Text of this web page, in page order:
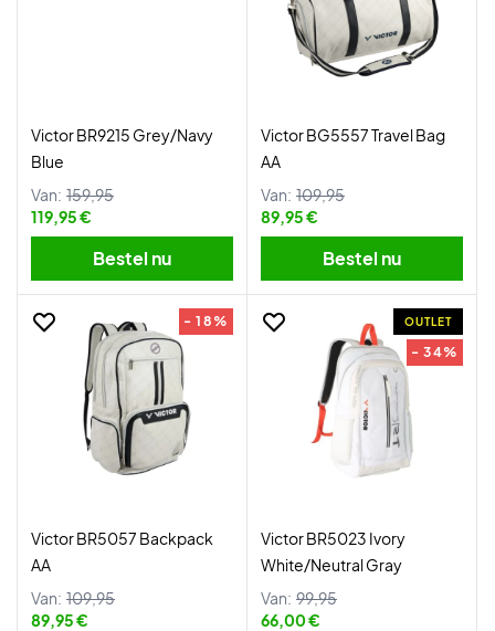
Victor BR9215 Grey/Navy
Blue
Van: 159,95
119,95 €
Bestel nu
Victor BG5557 Travel Bag
AA
Van: 109,95
89,95 €
Bestel nu
- 18%
Victor BR5057 Backpack
AA
Van: 109,95
89,95 €
OUTLET
- 34%
Victor BR5023 Ivory
White/Neutral Gray
Van: 99,95
66,00 €